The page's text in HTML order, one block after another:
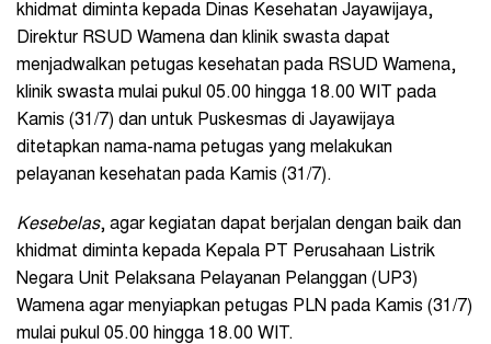
khidmat diminta kepada Dinas Kesehatan Jayawijaya,
Direktur RSUD Wamena dan klinik swasta dapat
menjadwalkan petugas kesehatan pada RSUD Wamena,
klinik swasta mulai pukul 05.00 hingga 18.00 WIT pada
Kamis (31/7) dan untuk Puskesmas di Jayawijaya
ditetapkan nama-nama petugas yang melakukan
pelayanan kesehatan pada Kamis (31/7).
Kesebelas, agar kegiatan dapat berjalan dengan baik dan
khidmat diminta kepada Kepala PT Perusahaan Listrik
Negara Unit Pelaksana Pelayanan Pelanggan (UP3)
Wamena agar menyiapkan petugas PLN pada Kamis (31/7)
mulai pukul 05.00 hingga 18.00 WIT.